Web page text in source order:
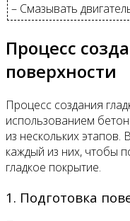
– Смазывать
Процесс
поверхности
Процесс создания
использованием
из нескольких
каждый из них, чтобы
гладкое покрытие.
1. Подготовка